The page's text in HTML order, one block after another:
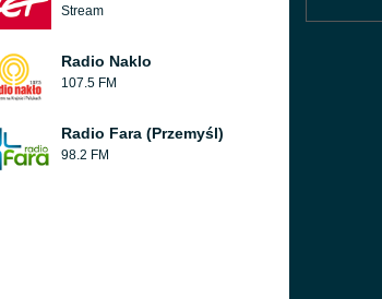
Stream
Radio Naklo
107.5 FM
Radio Fara (Przemyśl)
98.2 FM